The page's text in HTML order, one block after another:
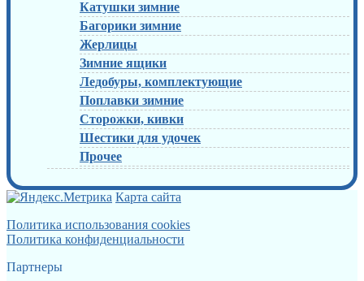
Катушки зимние
Багорики зимние
Жерлицы
Зимние ящики
Ледобуры, комплектующие
Поплавки зимние
Сторожки, кивки
Шестики для удочек
Прочее
Карта сайта
Политика использования cookies
Политика конфиденциальности
Партнеры